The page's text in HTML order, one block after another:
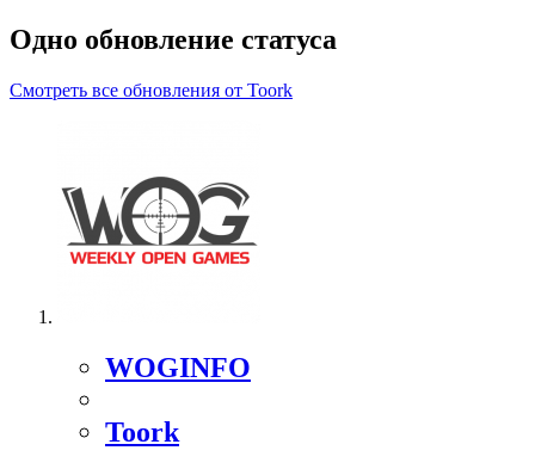
Одно обновление статуса
Смотреть все обновления от Toork
WOGINFO
Toork